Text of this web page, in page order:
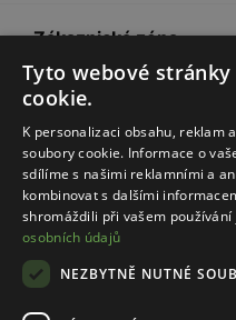
Zákaznická zóna
Společnost Wojas
Rady
Tyto webové
cookie.
K personalizaci obsahu, reklam
soubory cookie. Informace o
sdílíme s našimi reklamními a
kombinovat s dalšími
shromáždili při vašem
osobních údajů
NEZBYTNĚ NUTNÉ